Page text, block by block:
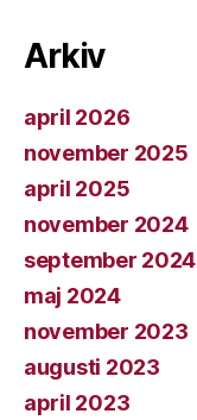
Arkiv
april 2026
november 2025
april 2025
november 2024
september 2024
maj 2024
november 2023
augusti 2023
april 2023